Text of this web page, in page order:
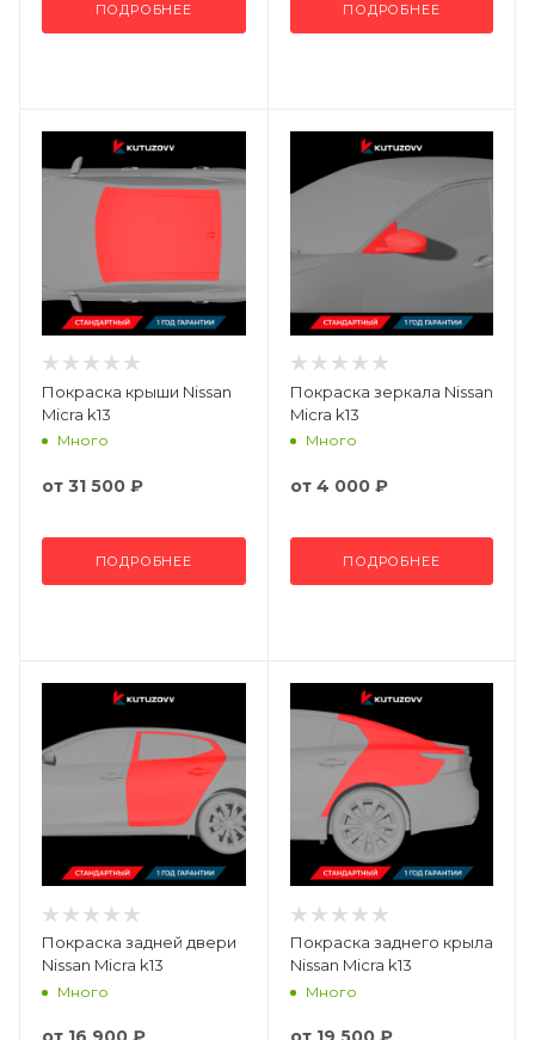
ПОДРОБНЕЕ ПОДРОБНЕЕ
Покраска крыши Nissan
Micra k13
Много
от 31 500 ₽
ПОДРОБНЕЕ
Покраска зеркала Nissan
Micra k13
Много
от 4 000 ₽
ПОДРОБНЕЕ
Покраска задней двери
Nissan Micra k13
Много
Покраска заднего крыла
Nissan Micra k13
Много